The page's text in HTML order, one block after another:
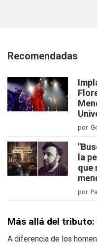
Recomendadas
por
la
que
por
Más allá del
A diferencia de los